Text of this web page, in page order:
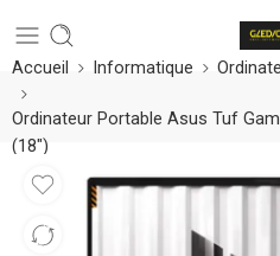
Accueil Informatique
Ordinateur Portable Asus Tuf
(18″)